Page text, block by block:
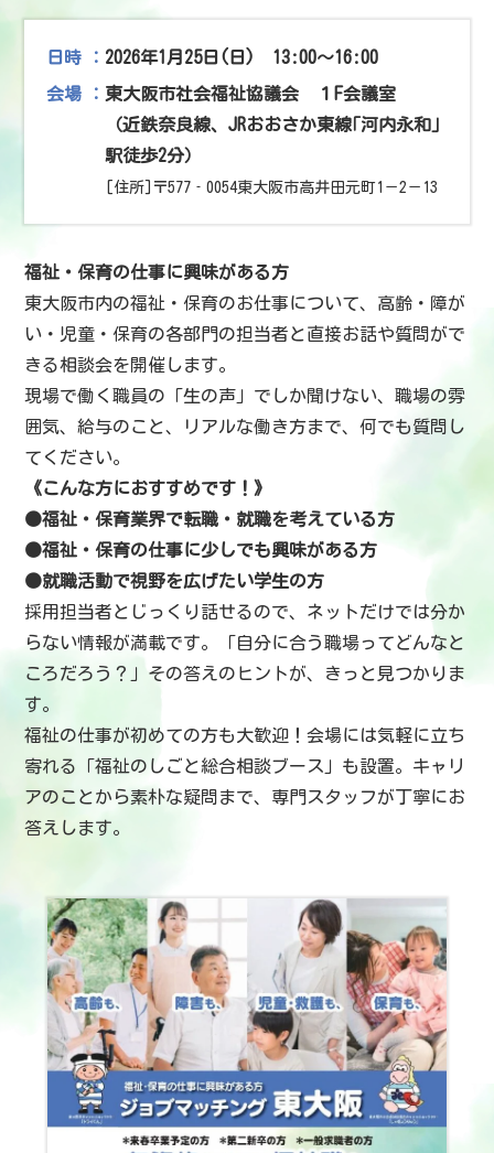
日時 2026年1月25日(日) 13:00～16:00
会場
東大阪市社会福祉協議会 １F会議室
（近鉄奈良線、JRおおさか東線｢河内永和｣
駅徒歩2分）
[住所]〒577‐0054東大阪市高井田元町1－2－13
福祉・保育の仕事に興味がある方
東大阪市内の福祉・保育のお仕事について、高齢・障が
い・児童・保育の各部門の担当者と直接お話や質問がで
きる相談会を開催します。
現場で働く職員の「生の声」でしか聞けない、職場の雰
囲気、給与のこと、リアルな働き方まで、何でも質問し
てください。
《こんな方におすすめです！》
●福祉・保育業界で転職・就職を考えている方
●福祉・保育の仕事に少しでも興味がある方
●就職活動で視野を広げたい学生の方
採用担当者とじっくり話せるので、ネットだけでは分か
らない情報が満載です。「自分に合う職場ってどんなと
ころだろう？」その答えのヒントが、きっと見つかりま
す。
福祉の仕事が初めての方も大歓迎！会場には気軽に立ち
寄れる「福祉のしごと総合相談ブース」も設置。キャリ
アのことから素朴な疑問まで、専門スタッフが丁寧にお
答えします。